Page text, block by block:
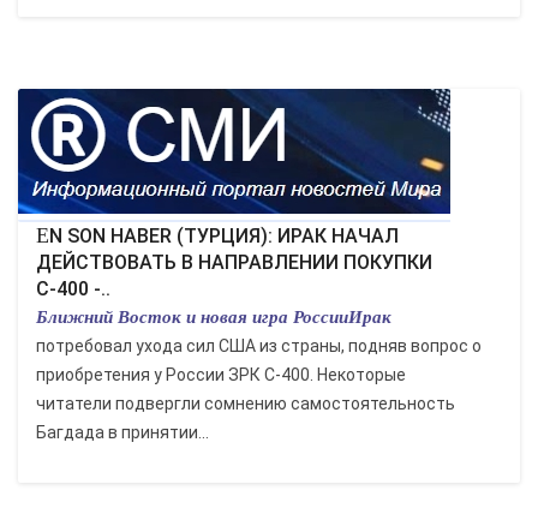
EN SON HABER (ТУРЦИЯ): ИРАК НАЧАЛ
ДЕЙСТВОВАТЬ В НАПРАВЛЕНИИ ПОКУПКИ
С-400 -..
Ближний Восток и новая игра РоссииИрак
потребовал ухода сил США из страны, подняв вопрос о
приобретения у России ЗРК С-400. Некоторые
читатели подвергли сомнению самостоятельность
Багдада в принятии...